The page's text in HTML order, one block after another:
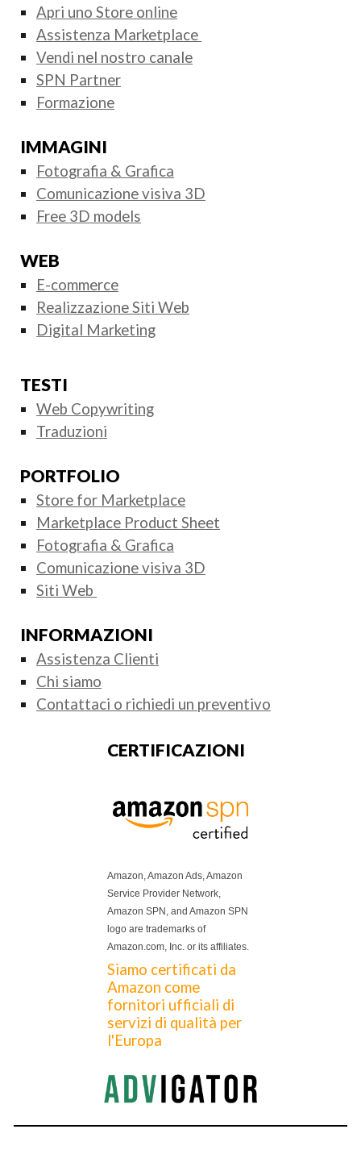
Apri uno Store online
Assistenza Marketplace
Vendi nel nostro canale
SPN Partner
Formazione
IMMAGINI
Fotografia & Grafica
Comunicazione visiva 3D
Free 3D models
WEB
E-commerce
Realizzazione Siti Web
Digital Marketing
TESTI
Web Copywriting
Traduzioni
PORTFOLIO
Store for Marketplace
Marketplace Product Sheet
Fotografia & Grafica
Comunicazione visiva 3D
Siti Web
INFORMAZIONI
Assistenza Clienti
Chi siamo
Contattaci o richiedi un preventivo
CERTIFICAZIONI
Amazon, Amazon Ads, Amazon
Service Provider Network,
Amazon SPN, and Amazon SPN
logo are trademarks of
Amazon.com, Inc. or its affiliates.
Siamo certificati da
Amazon come
fornitori ufficiali di
servizi di qualità per
l'Europa